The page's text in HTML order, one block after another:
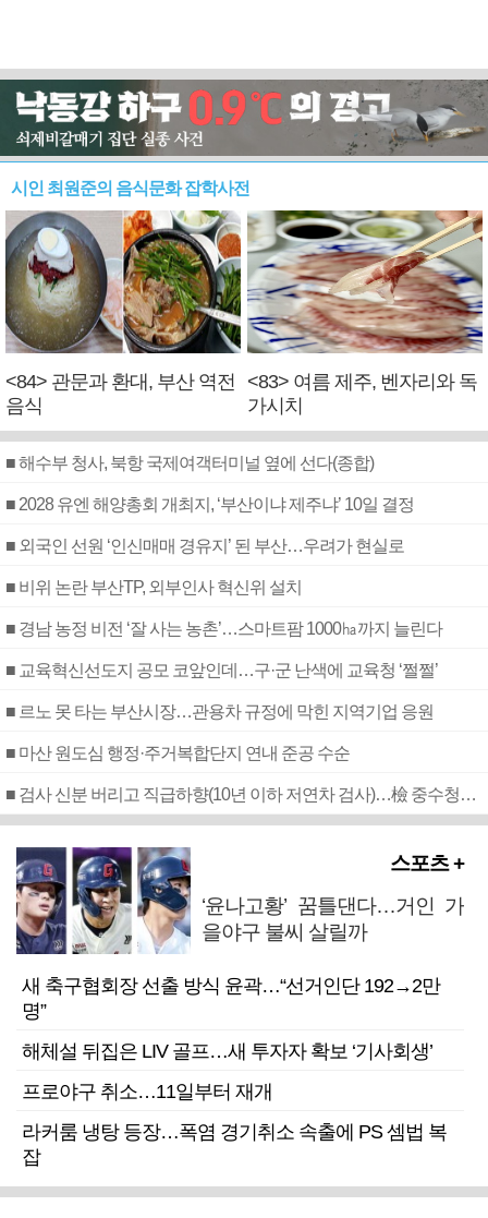
시인 최원준의 음식문화 잡학사전
<84> 관문과 환대, 부산 역전
음식
<83> 여름 제주, 벤자리와 독
가시치
■ 해수부 청사, 북항 국제여객터미널 옆에 선다(종합)
■ 2028 유엔 해양총회 개최지, ‘부산이냐 제주냐’ 10일 결정
■ 외국인 선원 ‘인신매매 경유지’ 된 부산…우려가 현실로
■ 비위 논란 부산TP, 외부인사 혁신위 설치
■ 경남 농정 비전 ‘잘 사는 농촌’…스마트팜 1000㏊까지 늘린다
■ 교육혁신선도지 공모 코앞인데…구·군 난색에 교육청 ‘쩔쩔’
■ 르노 못 타는 부산시장…관용차 규정에 막힌 지역기업 응원
■ 마산 원도심 행정·주거복합단지 연내 준공 수순
■ 검사 신분 버리고 직급하향(10년 이하 저연차 검사)…檢 중수청행 기피
스포츠 +
‘윤나고황’ 꿈틀댄다…거인 가
을야구 불씨 살릴까
새 축구협회장 선출 방식 윤곽…“선거인단 192→2만
명”
해체설 뒤집은 LIV 골프…새 투자자 확보 ‘기사회생’
프로야구 취소…11일부터 재개
라커룸 냉탕 등장…폭염 경기취소 속출에 PS 셈법 복
잡